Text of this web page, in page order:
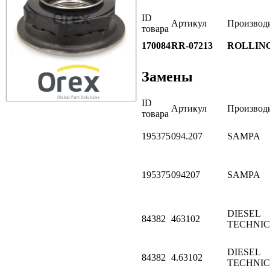
ID
товара
Артикул
170084RR-07213
Замены
ID
товара
Артикул
195375094.207 SAMPA
195375094207 SAMPA
84382 463102
DIESEL
TECHNIC
84382 4.63102
DIESEL
TECHNIC